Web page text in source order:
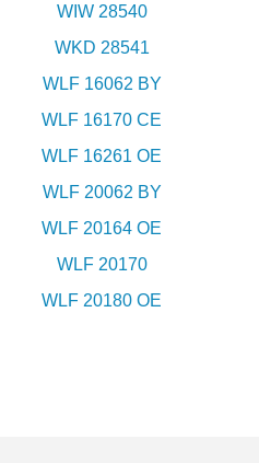
WIW 28540
WKD 28541
WLF 16062 BY
WLF 16170 CE
WLF 16261 OE
WLF 20062 BY
WLF 20164 OE
WLF 20170
WLF 20180 OE